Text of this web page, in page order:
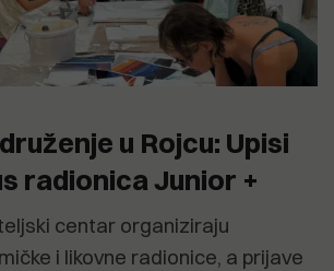
u Rojcu: Upisi
radionica Junior +
centar organiziraju
i likovne radionice, a prijave